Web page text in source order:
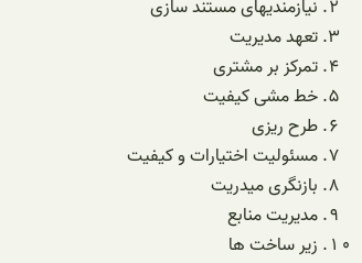
نیازمندیهای مستند سازی
تعهد مدیریت
تمرکز بر مشتری
خط مشی کیفیت
طرح ریزی
مسئولیت اختیارات و کیفیت
بازنگری میدریت
مدیریت منابع
زیر ساخت ها